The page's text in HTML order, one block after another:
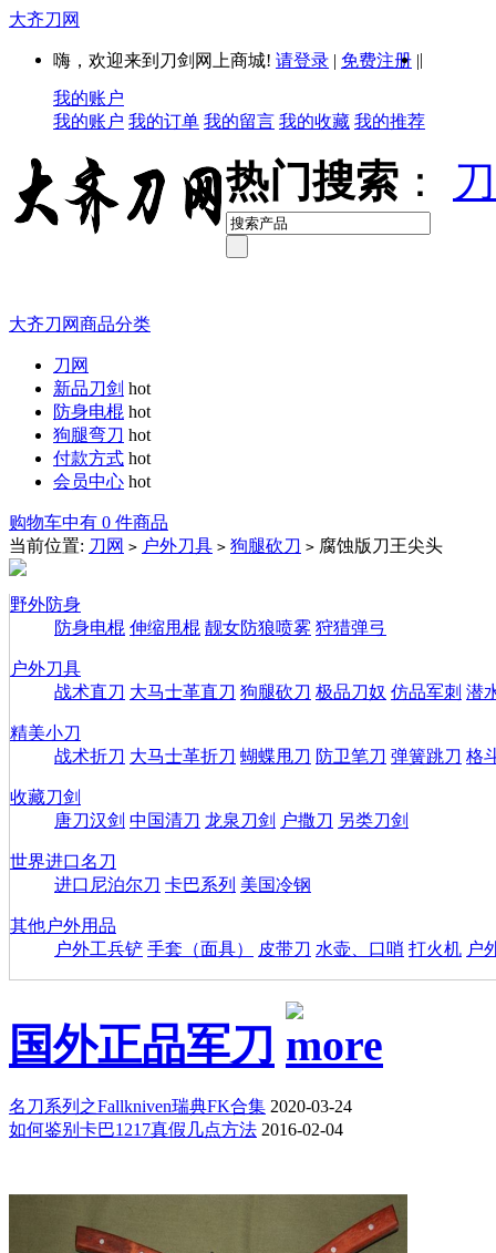
大齐刀网
嗨，欢迎来到刀剑网上商城! 请登录 | 免费注册 ||
我的账户
我的账户 我的订单 我的留言 我的收藏 我的推荐
热门搜索 ：
大齐刀网商品分类
刀网
新品刀剑 hot
防身电棍 hot
狗腿弯刀 hot
付款方式 hot
会员中心 hot
购物车中有 0 件商品
当前位置: 刀网 > 户外刀具 > 狗腿砍刀 > 腐蚀版刀王尖头
野外防身
防身电棍 伸缩甩棍 靓女防狼喷雾 狩猎弹弓
户外刀具
战术直刀 大马士革直刀 狗腿砍刀 极品刀奴 仿品军刺 潜
精美小刀
战术折刀 大马士革折刀 蝴蝶甩刀 防卫笔刀 弹簧跳刀 格
收藏刀剑
唐刀汉剑 中国清刀 龙泉刀剑 户撒刀 另类刀剑
世界进口名刀
进口尼泊尔刀 卡巴系列 美国冷钢
其他户外用品
户外工兵铲 手套（面具） 皮带刀 水壶、口哨 打火机 户
国外正品军刀
名刀系列之Fallkniven瑞典FK合集 2020-03-24
如何鉴别卡巴1217真假几点方法 2016-02-04